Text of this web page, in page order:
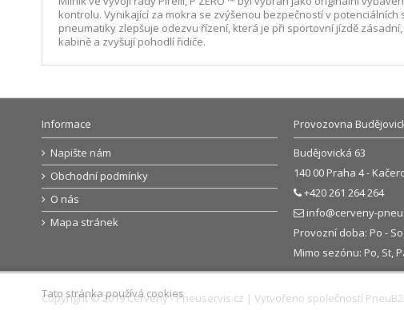
kontrolu. Vynikající za mokra se zvýšenou bezpečností v
pneumatiky zlepšuje odezvu řízení, která je při sportovní jízdě
kabině a zvyšují pohodlí řidiče.
Informace
Napište nám
Obchodní podmínky
O nás
Mapa stránek
Provozovna
Budějovická 63
140 00 Praha 4 -
+420 261 264 264
info@cerveny-
Provozní doba: Po -
Mimo sezónu: Po, St,
Copyright © 2019 Červený - Pneuservis.cz | Vytvořeno společností
Tato stránka používá cookies